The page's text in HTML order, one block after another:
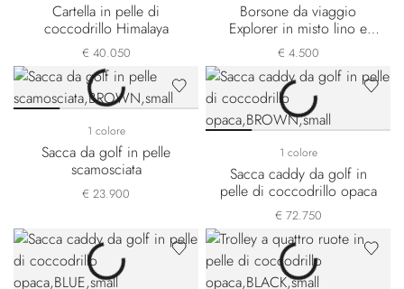
Cartella in pelle di
coccodrillo Himalaya
€ 40.050
Borsone da viaggio
Explorer in misto lino e
pelle di vitello
€ 4.500
1 colore
Sacca da golf in pelle
scamosciata
€ 23.900
1 colore
Sacca caddy da golf in
pelle di coccodrillo opaca
€ 72.750